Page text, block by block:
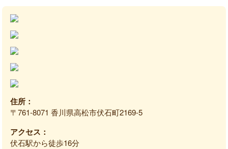
住所：
〒761-8071 香川県高松市伏石町2169-5
アクセス：
伏石駅から徒歩16分